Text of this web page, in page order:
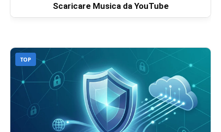
Scaricare Musica da YouTube
TOP